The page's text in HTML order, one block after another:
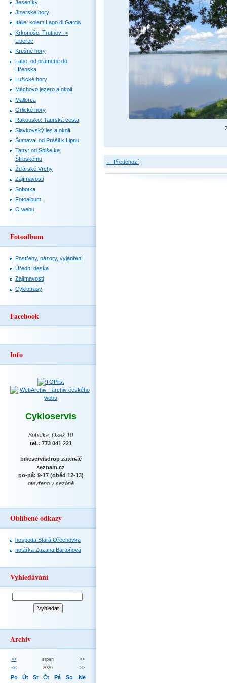
← Předchozí
Jeseníky
Jizerské hory
Itálie: kolem Lago di Garda
Krkonoše: Trutnov ->
Liberec
Krušné hory
Labe: od pramene do
Hřenska
Lužické hory
Máchovo jezero a okolí
Mallorca
Orlické hory
Rakousko: Taurská cesta
Slavkovský les a okolí
Šumava: od Prášil k Lipnu
Tatry: od Spiše ke
Štrbskému
Žďárské Vrchy
Zajímavosti
Sobotka
Fotoalbum
O webu
Fotoalbum
Postřehy, názory, vyjádření
Úřední deska
Zajímavosti
Cyklotrasy
Facebook
Info
Cykloservis
Sobotka, Osek 10
tel.: 773 041 221
bikeservisdrop zavináč
seznam.cz
po-pá: 9-17 (oběd 12-13)
otevřeno v sezóně
Oblíbené odkazy
hospoda Stará Ořechovka
notářka Zuzana Bartoňová
Vyhledávání
Archiv
<< srpen
>>
<<
2026 >>
Po Út St Čt Pá So Ne